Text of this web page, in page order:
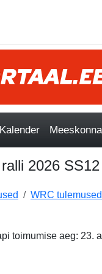
Kalender
2026 SS12
WRC
toimumise aeg: 23.